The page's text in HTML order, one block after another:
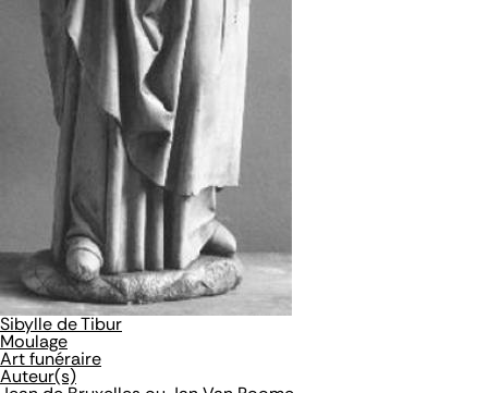
Sibylle de Tibur
Moulage
Art funéraire
Auteur(s)